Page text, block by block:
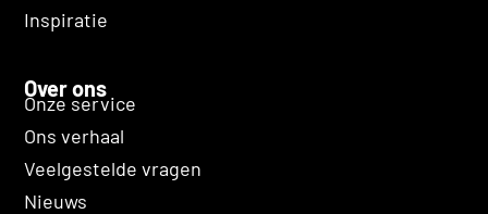
Inspiratie
Over ons
Onze service
Ons verhaal
Veelgestelde vragen
Nieuws